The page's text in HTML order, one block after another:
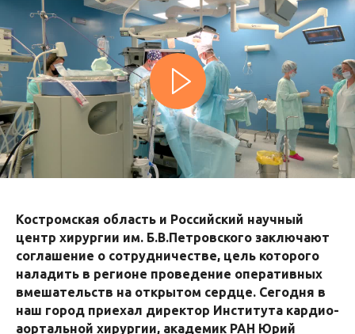
Костромская область и Российский научный
центр хирургии им. Б.В.Петровского заключают
соглашение о сотрудничестве, цель которого
наладить в регионе проведение оперативных
вмешательств на открытом сердце. Сегодня в
наш город приехал директор Института кардио-
аортальной хирургии, академик РАН Юрий